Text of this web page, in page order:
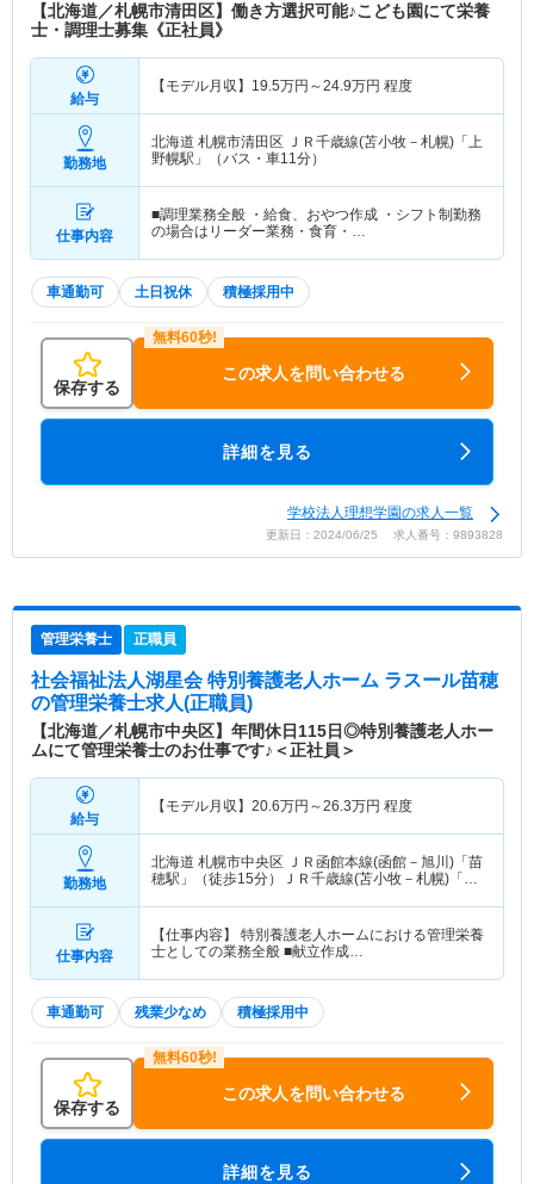
【北海道／札幌市清田区】働き方選択可能♪こども園にて栄養
士・調理士募集《正社員》
給与
【モデル月収】 19.5万円～24.9万円 程度
勤務地
北海道 札幌市清田区 ＪＲ千歳線(苫小牧－札幌)「上
野幌駅」（バス・車11分）
仕事内容
■調理業務全般 ・給食、おやつ作成 ・シフト制勤務
の場合はリーダー業務・食育・…
車通勤可 土日祝休 積極採用中
保存する
この求人を問い合わせる
詳細を見る
学校法人理想学園の求人一覧
更新日：2024/06/25 求人番号：9893828
管理栄養士 正職員
社会福祉法人湖星会 特別養護老人ホーム ラスール苗穂
の管理栄養士求人(正職員)
【北海道／札幌市中央区】年間休日115日◎特別養護老人ホー
ムにて管理栄養士のお仕事です♪＜正社員＞
給与
【モデル月収】 20.6万円～26.3万円 程度
勤務地
北海道 札幌市中央区 ＪＲ函館本線(函館－旭川)「苗
穂駅」（徒歩15分）ＪＲ千歳線(苫小牧－札幌)「苗
仕事内容
【仕事内容】 特別養護老人ホームにおける管理栄養
士としての業務全般 ■献立作成…
車通勤可 残業少なめ 積極採用中
保存する
この求人を問い合わせる
詳細を見る